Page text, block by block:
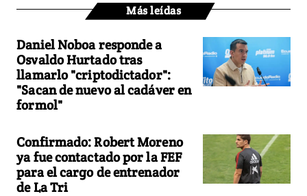
Más leídas
Daniel Noboa responde a
Osvaldo Hurtado tras
llamarlo "criptodictador":
"Sacan de nuevo al cadáver en
formol"
Confirmado: Robert Moreno
ya fue contactado por la FEF
para el cargo de entrenador
de La Tri